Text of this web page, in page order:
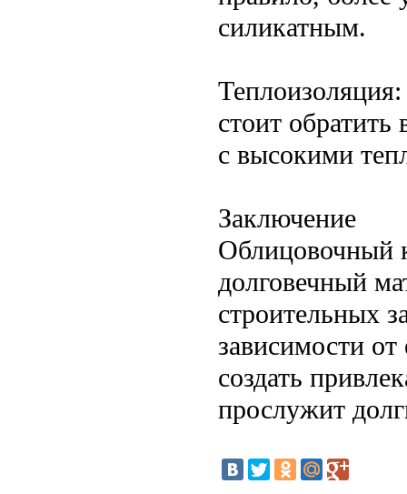
силикатным.
стоит
с высокими
Заключение
Облицовочный
долговечный
строительных
зависимости
создать
прослужит